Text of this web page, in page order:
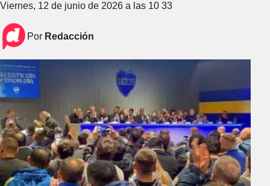
Viernes, 12 de junio de 2026 a las 10 33
Por Redacción